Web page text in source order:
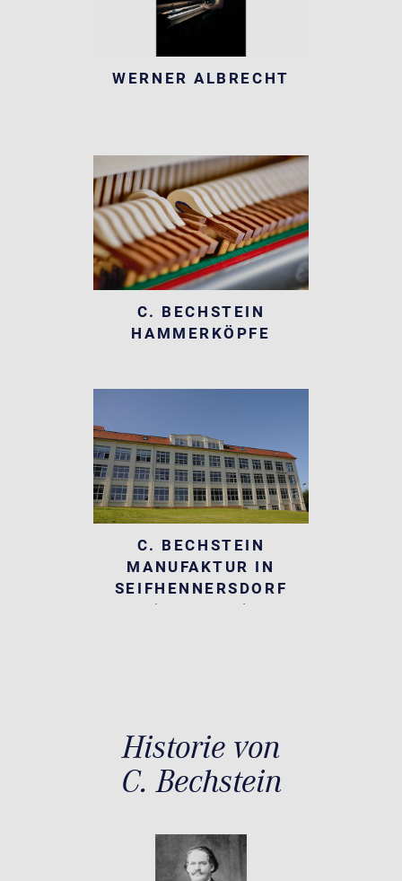
WERNER ALBRECHT
C. BECHSTEIN
HAMMERKÖPFE
C. BECHSTEIN
MANUFAKTUR IN
SEIFHENNERSDORF
(SACHSEN)
Historie von
C. Bechstein